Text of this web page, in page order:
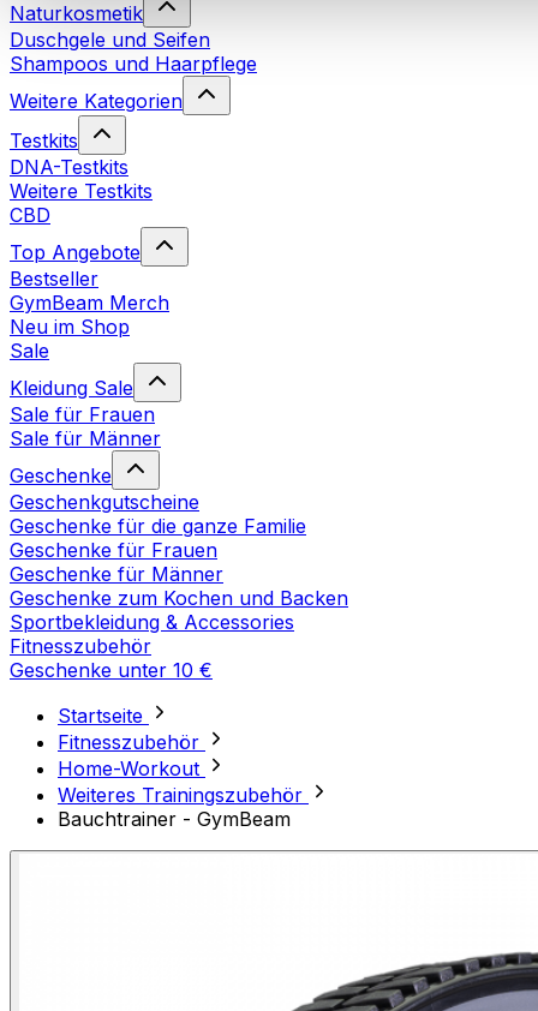
Naturkosmetik
Duschgele und Seifen
Shampoos und Haarpflege
Weitere Kategorien
Testkits
DNA-Testkits
Weitere Testkits
CBD
Top Angebote
Bestseller
GymBeam Merch
Neu im Shop
Sale
Kleidung Sale
Sale für Frauen
Sale für Männer
Geschenke
Geschenkgutscheine
Geschenke für die ganze Familie
Geschenke für Frauen
Geschenke für Männer
Geschenke zum Kochen und Backen
Sportbekleidung & Accessories
Fitnesszubehör
Geschenke unter 10 €
Startseite
Fitnesszubehör
Home-Workout
Weiteres Trainingszubehör
Bauchtrainer - GymBeam